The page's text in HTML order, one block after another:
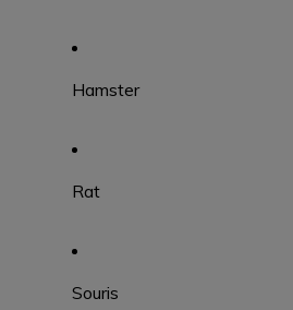
Hamster
Rat
Souris